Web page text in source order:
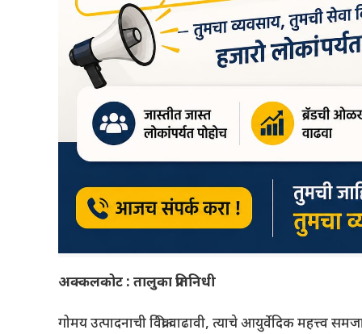
अक्कलकोट : तालुका प्रतिनिधी
गोमय उत्पादनाची विक्री वाढावी, त्याचे आयुर्वेदिक महत्त्व